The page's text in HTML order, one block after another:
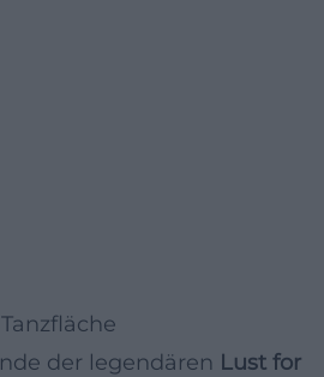
der legendären Lust for